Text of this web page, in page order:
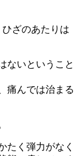
ざのあたりは
ないということ
痛んでは治まる
たく弾力がなく